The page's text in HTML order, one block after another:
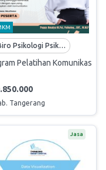
Center Poppy Amalya
Biro Psikologi Psikodinamika
Pelatihan Komunikasi
Tangerang
Jasa